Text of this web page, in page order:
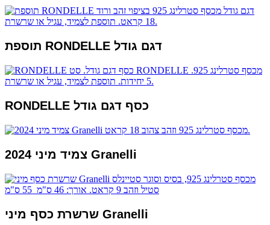
תוספת RONDELLE דגם גודל
RONDELLE כסף דגם גודל
2024 צמיד מיני Granelli
שרשרת כסף מיני Granelli